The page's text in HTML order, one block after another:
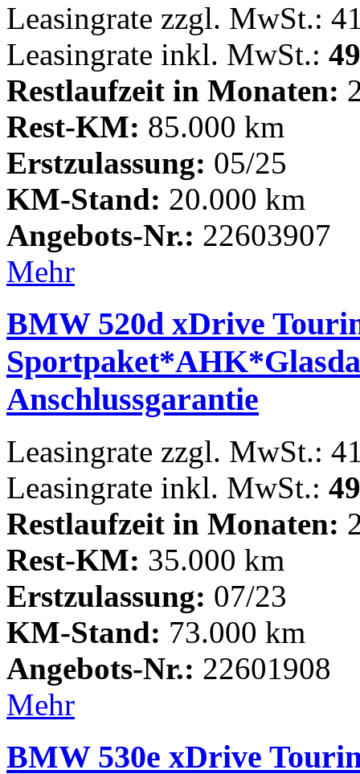
Leasingrate zzgl. MwSt.:
Leasingrate inkl. MwSt.:
Restlaufzeit in Monaten:
Rest-KM: 85.000 km
Erstzulassung: 05/25
KM-Stand: 20.000 km
Angebots-Nr.: 22603907
Mehr
BMW 520d xDrive
Anschlussgarantie
Leasingrate zzgl. MwSt.:
Leasingrate inkl. MwSt.:
Restlaufzeit in Monaten:
Rest-KM: 35.000 km
Erstzulassung: 07/23
KM-Stand: 73.000 km
Angebots-Nr.: 22601908
Mehr
BMW 530e xDrive